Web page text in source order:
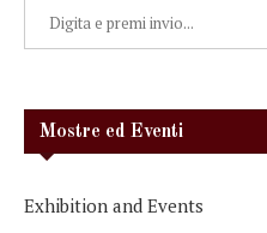
Mostre ed Eventi
Exhibition and Events